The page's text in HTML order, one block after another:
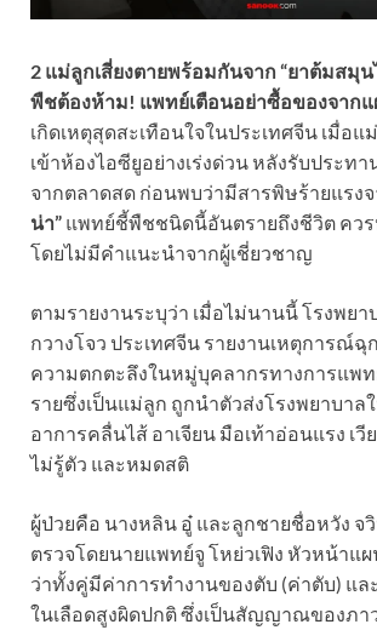
2 แม่ลูกเสี่ยงตายพร้อมกันจาก “ยาต้มสมุน
พืชต้องห้าม! แพทย์เตือนอย่าซื้อของจากแ
เกิดเหตุสุดสะเทือนใจในประเทศจีน เมื่อ
เข้าห้องไอซียูอย่างเร่งด่วน หลังรับประท
จากตลาดสด ก่อนพบว่ามีสารพิษร้ายแรง
น่า” แพทย์ชี้พืชชนิดนี้อันตรายถึงชีวิต ควร
โดยไม่มีคำแนะนำจากผู้เชี่ยวชาญ
ตามรายงานระบุว่า เมื่อไม่นานนี้ โรงพยา
กวางโจว ประเทศจีน รายงานเหตุการณ์ฉุ
ความตกตะลึงในหมู่บุคลากรทางการแพท
รายซึ่งเป็นแม่ลูก ถูกนำตัวส่งโรงพยาบาล
อาการคลื่นไส้ อาเจียน มือเท้าอ่อนแรง เวี
ไม่รู้ตัว และหมดสติ
ผู้ป่วยคือ นางหลิน อู๋ และลูกชายชื่อหวัง จ
ตรวจโดยนายแพทย์จู โหย่วเฟิง หัวหน้าแ
ว่าทั้งคู่มีค่าการทำงานของตับ (ค่าตับ) แล
ในเลือดสูงผิดปกติ ซึ่งเป็นสัญญาณของภา